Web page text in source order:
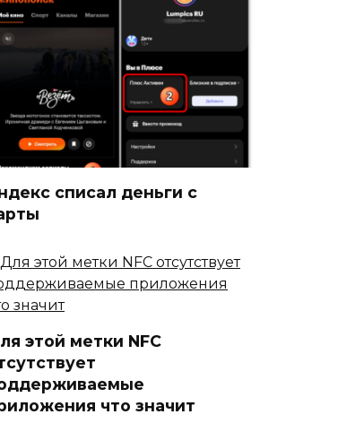
списал деньги с
этой метки NFC
что значит